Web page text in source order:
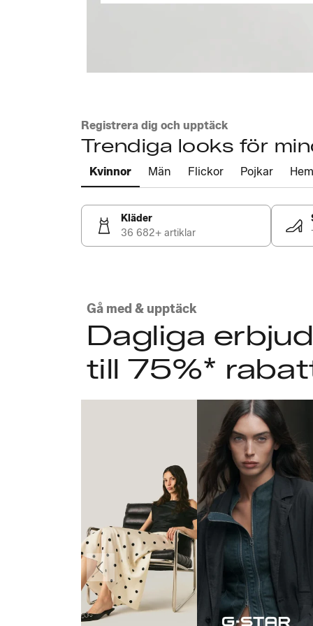
Registrera dig och upptäck
Trendiga looks för
Kvinnor Män Flickor Pojkar Hem
Kläder
36 682+ artiklar
Gå med & upptäck
Dagliga
till 75%*
Föregående